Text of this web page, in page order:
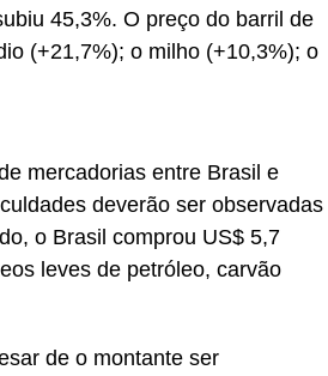
45,3%. O preço do barril de
(+21,7%); o milho (+10,3%); o
mercadorias entre Brasil e
deverão ser observadas
o Brasil comprou US$ 5,7
leves de petróleo, carvão
de o montante ser